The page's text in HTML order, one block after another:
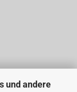
und andere